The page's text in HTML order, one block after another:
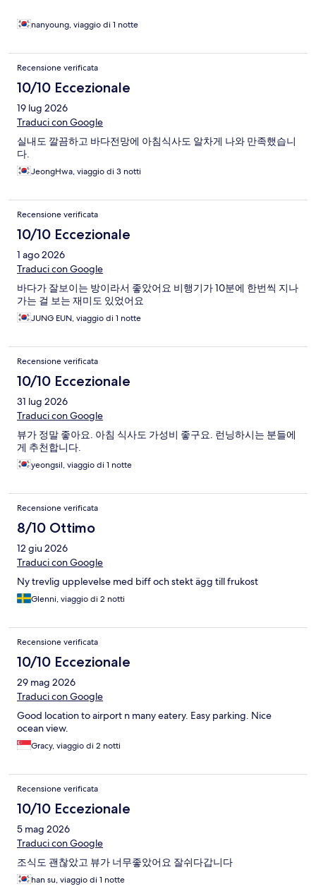
nanyoung, viaggio di 1 notte
Recensione verificata
10/10 Eccezionale
19 lug 2026
Traduci con Google
실내도 깔끔하고 바다전망에 아침식사도 알차게 나와 만족했습니
다.
JeongHwa, viaggio di 3 notti
Recensione verificata
10/10 Eccezionale
1 ago 2026
Traduci con Google
바다가 잘보이는 방이라서 좋았어요 비행기가 10분에 한번씩 지나
가는 걸 보는 재미도 있었어요
JUNG EUN, viaggio di 1 notte
Recensione verificata
10/10 Eccezionale
31 lug 2026
Traduci con Google
뷰가 정말 좋아요. 아침 식사도 가성비 좋구요. 런닝하시는 분들에
게 추천합니다.
yeongsil, viaggio di 1 notte
Recensione verificata
8/10 Ottimo
12 giu 2026
Traduci con Google
Ny trevlig upplevelse med biff och stekt ägg till frukost
Glenni, viaggio di 2 notti
Recensione verificata
10/10 Eccezionale
29 mag 2026
Traduci con Google
Good location to airport n many eatery. Easy parking. Nice
ocean view.
Gracy, viaggio di 2 notti
Recensione verificata
10/10 Eccezionale
5 mag 2026
Traduci con Google
조식도 괜찮았고 뷰가 너무좋았어요 잘쉬다갑니다
han su, viaggio di 1 notte